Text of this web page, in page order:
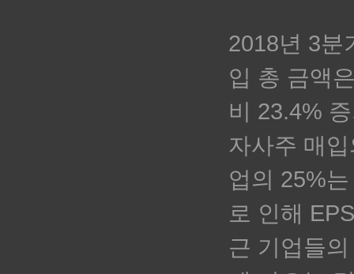
2018년 3분
입 총 금액
비 23.4%
자사주 매
업의 25%
로 인해
근 기업들